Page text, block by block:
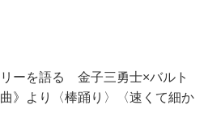
ーを語る 金子三勇士×バルト
》より〈棒踊り〉〈速くて細か